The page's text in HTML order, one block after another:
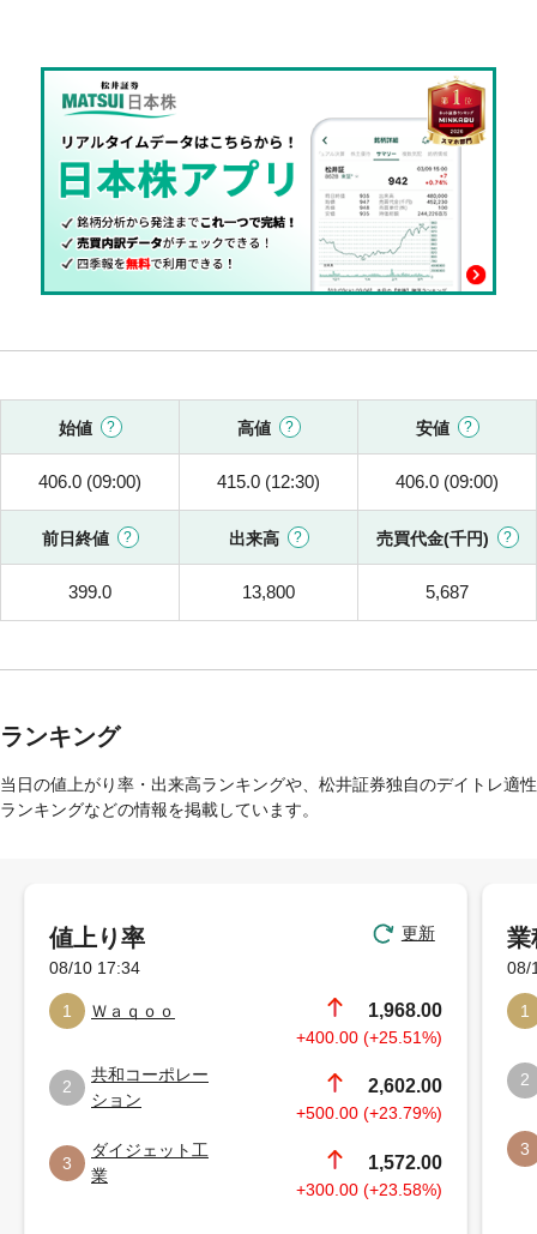
始値 高値 安値
406.0 (09:00) 415.0 (12:30) 406.0 (09:00)
前日終値 出来高 売買代金(千円)
399.0 13,800 5,687
ランキング
当日の値上がり率・出来高ランキングや、松井証券独自のデイトレ適性
ランキングなどの情報を掲載しています。